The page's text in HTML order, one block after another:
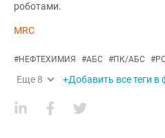
роботами.
MRC
#НЕФТЕХИМИЯ #АБС #ПК/АБС #
Еще 8 +Добавить все теги в